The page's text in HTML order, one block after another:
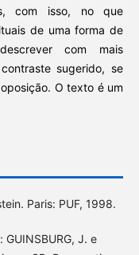
com isso, no que
de uma forma de
com mais
sugerido, se
O texto é um
Paris: PUF, 1998.
J. e